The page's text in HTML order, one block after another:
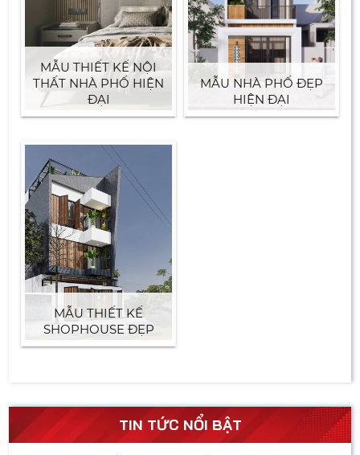
MẪU THIẾT KẾ NỘI
THẤT NHÀ PHỐ HIỆN
ĐẠI
MẪU NHÀ PHỐ ĐẸP
HIỆN ĐẠI
MẪU THIẾT KẾ
SHOPHOUSE ĐẸP
TIN TỨC NỔI BẬT